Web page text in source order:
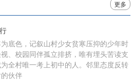
更多
底色，记叙山村少女贫寒压抑的少年时
、校园同伴孤立排挤，唯有埋头苦读支
全村唯一考上初中的人。邻里态度反转
伙伴